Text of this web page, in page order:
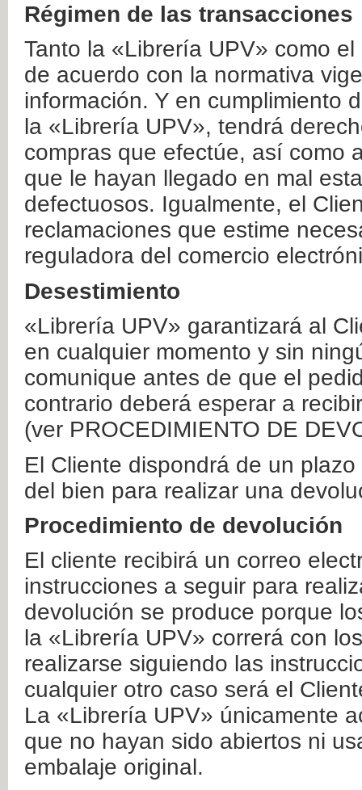
Régimen de las transacciones
Tanto la «Librería UPV» como
de acuerdo con la normativa
información. Y en cumplimiento
la «Librería UPV», tendrá
compras que efectúe, así como
que le hayan llegado en mal
defectuosos. Igualmente, el
reclamaciones que estime
reguladora del comercio
Desestimiento
«Librería UPV» garantizará al
en cualquier momento y sin
comunique antes de que el
contrario deberá esperar a
(ver PROCEDIMIENTO DE
El Cliente dispondrá de un
del bien para realizar una
Procedimiento de devolución
El cliente recibirá un correo
instrucciones a seguir para
devolución se produce porque
la «Librería UPV» correrá con
realizarse siguiendo las
cualquier otro caso será el
La «Librería UPV» únicamente
que no hayan sido abiertos ni
embalaje original.